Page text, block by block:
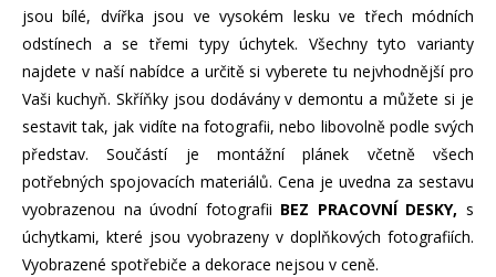
jsou bílé, dvířka jsou ve vysokém lesku ve třech módních
odstínech a se třemi typy úchytek. Všechny tyto varianty
najdete v naší nabídce a určitě si vyberete tu nejvhodnější pro
Vaši kuchyň. Skříňky jsou dodávány v demontu a můžete si je
sestavit tak, jak vidíte na fotografii, nebo libovolně podle svých
představ. Součástí je montážní plánek včetně všech
potřebných spojovacích materiálů. Cena je uvedna za sestavu
vyobrazenou na úvodní fotografii BEZ PRACOVNÍ DESKY, s
úchytkami, které jsou vyobrazeny v doplňkových fotografiích.
Vyobrazené spotřebiče a dekorace nejsou v ceně.